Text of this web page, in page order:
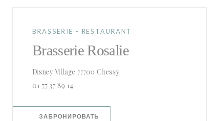
BRASSERIE - RESTAURANT
Brasserie Rosalie
Disney Village 77700 Chessy((открывается в новом окне))
01 77 37 89 14
ЗАБРОНИРОВАТЬ